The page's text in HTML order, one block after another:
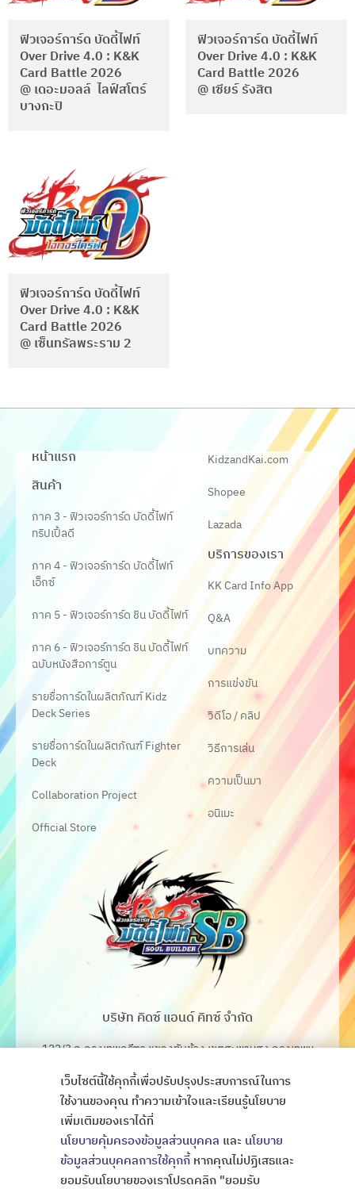
ฟิวเจอร์การ์ด บัดดี้ไฟท์
Over Drive 4.0 : K&K
Card Battle 2026
@ เดอะมอลล์ ไลฟ์สโตร์
บางกะปิ
ฟิวเจอร์การ์ด บัดดี้ไฟท์
Over Drive 4.0 : K&K
Card Battle 2026
@ เซียร์ รังสิต
ฟิวเจอร์การ์ด บัดดี้ไฟท์
Over Drive 4.0 : K&K
Card Battle 2026
@ เซ็นทรัลพระราม 2
หน้าแรก
สินค้า
ภาค 3 - ฟิวเจอร์การ์ด บัดดี้ไฟท์
ทริปเปิ้ลดี
ภาค 4 - ฟิวเจอร์การ์ด บัดดี้ไฟท์
เอ็กซ์
ภาค 5 - ฟิวเจอร์การ์ด ชิน บัดดี้ไฟท์
ภาค 6 - ฟิวเจอร์การ์ด ชิน บัดดี้ไฟท์
ฉบับหนังสือการ์ตูน
รายชื่อการ์ดในผลิตภัณฑ์ Kidz
Deck Series
รายชื่อการ์ดในผลิตภัณฑ์ Fighter
Deck
Collaboration Project
Official Store
KidzandKai.com
Shopee
Lazada
บริการของเรา
KK Card Info App
Q&A
บทความ
การแข่งขัน
วิดีโอ / คลิป
วิธีการเล่น
ความเป็นมา
อนิเมะ
บริษัท คิดซ์ แอนด์ คิทซ์ จำกัด
122/3 ถ.กรุงเทพกรีฑา แขวงทับช้าง เขตสะพานสูง กรุงเทพฯ
โทร. 02-368-4106-7
Fax. 02-368-4105
เว็บไซต์นี้ใช้คุกกี้เพื่อปรับปรุงประสบการณ์ในการ
ใช้งานของคุณ ทำความเข้าใจและเรียนรู้นโยบาย
เพิ่มเติมของเราได้ที่
นโยบายคุ้มครองข้อมูลส่วนบุคคล และ นโยบาย
ข้อมูลส่วนบุคคลการใช้คุกกี้หากคุณไม่ปฏิเสธและ
ยอมรับนโยบายของเราโปรดคลิก "ยอมรับ